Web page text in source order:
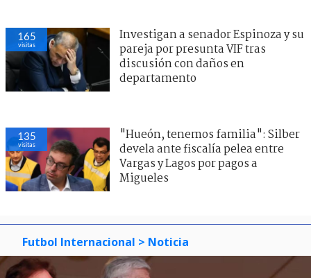
165
visitas
Investigan a senador Espinoza y su
pareja por presunta VIF tras
discusión con daños en
departamento
135
visitas
"Hueón, tenemos familia": Silber
devela ante fiscalía pelea entre
Vargas y Lagos por pagos a
Migueles
Futbol Internacional > Noticia